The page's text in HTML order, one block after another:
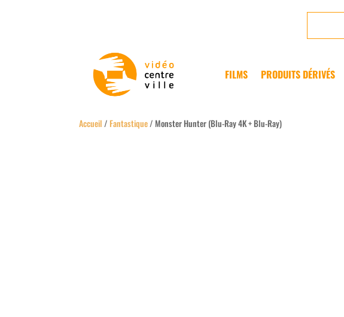
FILMS PRODUITS DÉRIVÉS
Accueil /Fantastique/ Monster Hunter (Blu-Ray 4K + Blu-Ray)